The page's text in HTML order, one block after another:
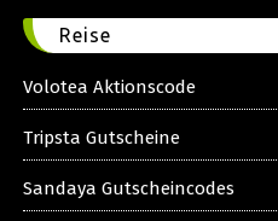
Reise
Volotea Aktionscode
Tripsta Gutscheine
Sandaya Gutscheincodes